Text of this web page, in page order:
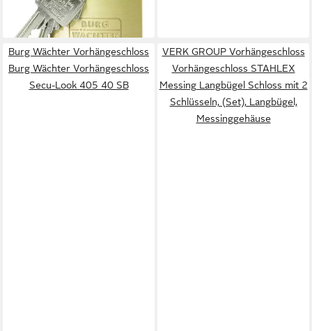
ab 9,04 €
lieferbar - in 3-4 Werktagen bei dir
Burg Wächter Vorhängeschloss
Burg Wächter Vorhängeschloss
Secu-Look 405 40 SB
VERK GROUP Vorhängeschloss
Vorhängeschloss STAHLEX
Messing Langbügel Schloss mit 2
Schlüsseln, (Set), Langbügel,
Messinggehäuse